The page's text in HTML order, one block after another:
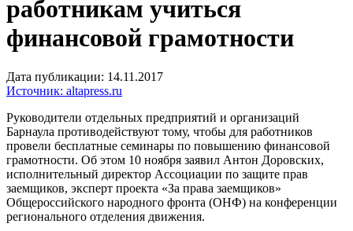
работникам учиться
финансовой грамотности
Дата публикации: 14.11.2017
Источник: altapress.ru
Руководители отдельных предприятий и организаций
Барнаула противодействуют тому, чтобы для работников
провели бесплатные семинары по повышению финансовой
грамотности. Об этом 10 ноября заявил Антон Доровских,
исполнительный директор Ассоциации по защите прав
заемщиков, эксперт проекта «За права заемщиков»
Общероссийского народного фронта (ОНФ) на конференции
регионального отделения движения.